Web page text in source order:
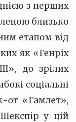
з перших
близько
етапом від
як «Генріх
до зрілих
соціальні
от «Гамлет»,
у цій